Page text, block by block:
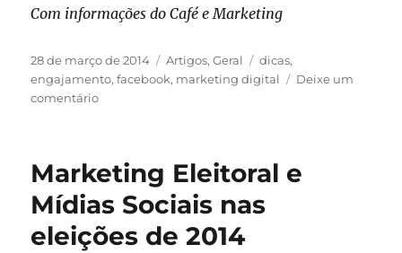
Com informações do Café e Marketing
Publicado
em
28 de março de 2014 Categorias
Artigos,Geral Tags
dicas,
engajamento,facebook, marketing digital
Deixe um
comentárioem
dos
fãs
Marketing Eleitoral e
Mídias Sociais nas
eleições de 2014